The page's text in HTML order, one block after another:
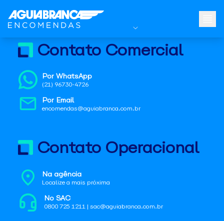
Contato Comercial
Por WhatsApp
(21) 96730-4726
Por Email
encomendas@aguiabranca.com.br
Contato Operacional
Na agência
Localize a mais próxima
No SAC
0800 725 1211 | sac@aguiabranca.com.br